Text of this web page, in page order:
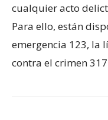
cualquier acto
Para ello, están
emergencia 123, la
contra el crimen